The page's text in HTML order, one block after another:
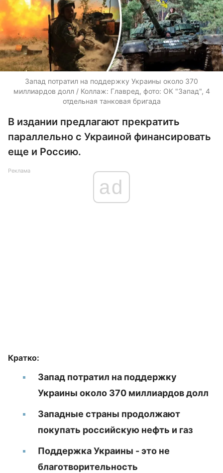
Запад потратил на поддержку Украины около 370
миллиардов долл / Коллаж: Главред, фото: ОК "Запад", 4
отдельная танковая бригада
В издании предлагают прекратить
параллельно с Украиной финансировать
еще и Россию.
Реклама
ad
Кратко:
Запад потратил на поддержку
Украины около 370 миллиардов долл
Западные страны продолжают
покупать российскую нефть и газ
Поддержка Украины - это не
благотворительность